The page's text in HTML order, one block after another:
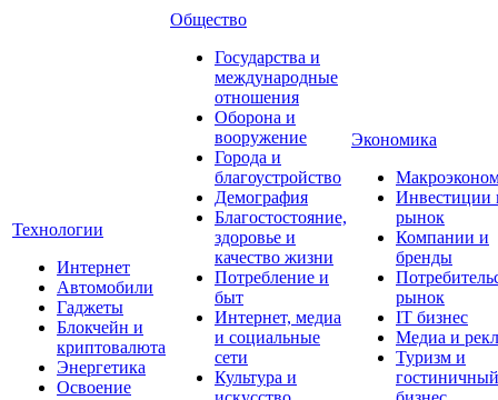
Технологии
Интернет
Автомобили
Гаджеты
Блокчейн и
криптовалюта
Энергетика
Освоение
Общество
Государства и
международные
отношения
Оборона и
вооружение
Города и
благоустройство
Демография
Благостостояние,
здоровье и
качество жизни
Потребление и
быт
Интернет, медиа
и социальные
сети
Культура и
Экономика
Инвестиции
рынок
Компании и
бренды
рынок
IT бизнес
Медиа и
Туризм и
гостиничный